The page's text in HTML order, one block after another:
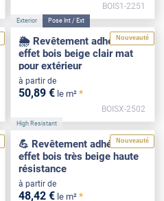
BOIS1-2251
Nouveauté
Exterior Pose Int / Ext
🌦️ Revêtement adhésif
effet bois beige clair mat
pour extérieur
à partir de
50,89 € le m² *
BOISX-2502
Nouveauté
High Resistant
💪 Revêtement adhésif
effet bois très beige haute
résistance
à partir de
48,42 € le m² *